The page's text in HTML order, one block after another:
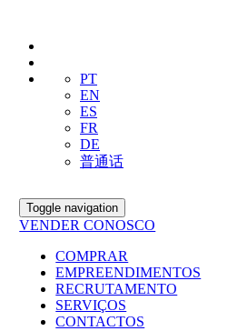
PT
EN
ES
FR
DE
普通话
Toggle navigation
VENDER CONOSCO
COMPRAR
EMPREENDIMENTOS
RECRUTAMENTO
SERVIÇOS
CONTACTOS